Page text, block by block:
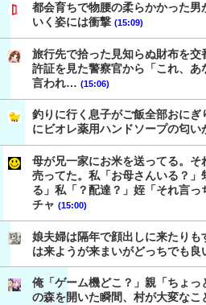
都会育ちで物腰の柔らかかった男
いく姿には衝撃 (15:09)
旅行先で拾った見知らぬ財布を
許証を見た警察官から「これ、あ
言われ… (15:06)
釣りに行く息子がご飯全部おに
にビオレ薬用ハンドソープの匂い
母が兄一家にお米を送ってる。そ
売ってた。私「お母さんいる？」
る」私「？配達？」姪「それ言
チャ (15:00)
娘夫婦は隔年で顔出しに来たりも
は来ようが来まいがどっちでも良
俺「ゲーム機どこ？」親「ちょ
の森を開いた瞬間、村が大変な